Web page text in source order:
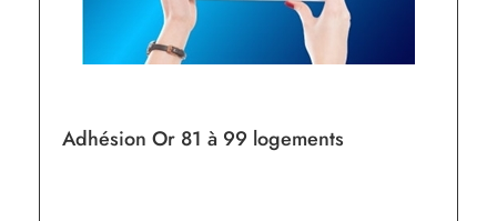
Adhésion Or 81 à 99 logements